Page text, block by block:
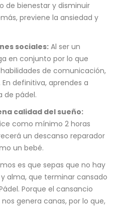
de bienestar y disminuir
previene la ansiedad y
sociales: Al ser un
en conjunto por lo que
de comunicación,
definitiva, aprendes a
de pádel.
calidad del sueño:
como mínimo 2 horas
un descanso reparador
un bebé.
es que sepas que no hay
alma, que terminar cansado
Porque el cansancio
genera canas, por lo que,